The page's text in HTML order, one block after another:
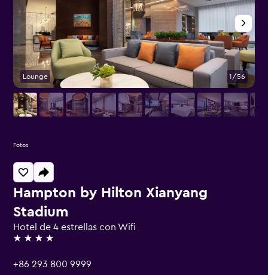
Hampton by Hilton Xianyang
Stadium
Hotel de 4 estrellas con Wifi
4 estrellas
+86 293 800 9999
Lounge 1/56
Fotos